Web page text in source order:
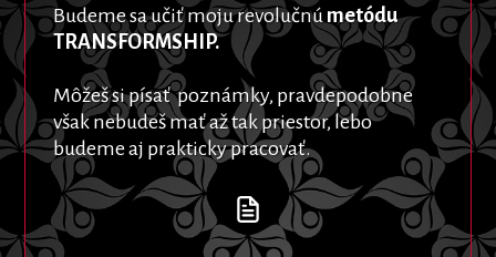
Budeme sa učiť moju revolučnú metódu
TRANSFORMSHIP.
Môžeš si písať poznámky, pravdepodobne
však nebudeš mať až tak priestor, lebo
budeme aj prakticky pracovať.